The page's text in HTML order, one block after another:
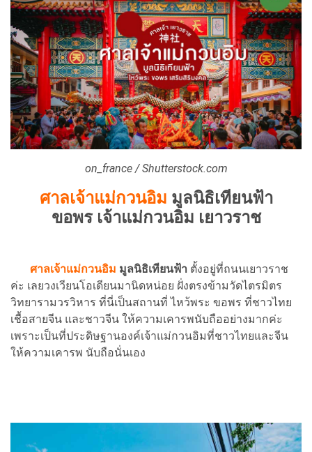
on_france / Shutterstock.com
ศาลเจ้าแม่กวนอิม มูลนิธิเทียนฟ้า
ขอพร เจ้าแม่กวนอิม เยาวราช
ศาลเจ้าแม่กวนอิม มูลนิธิเทียนฟ้า ตั้งอยู่ที่ถนนเยาวราช
ค่ะ เลยวงเวียนโอเดียนมานิดหน่อย ฝั่งตรงข้ามวัดไตรมิตร
วิทยารามวรวิหาร ที่นี่เป็นสถานที่ ไหว้พระ ขอพร ที่ชาวไทย
เชื้อสายจีน และชาวจีน ให้ความเคารพนับถืออย่างมากค่ะ
เพราะเป็นที่ประดิษฐานองค์เจ้าแม่กวนอิมที่ชาวไทยและจีน
ให้ความเคารพ นับถือนั่นเอง